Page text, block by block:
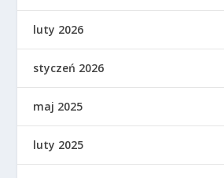
luty 2026
styczeń 2026
maj 2025
luty 2025